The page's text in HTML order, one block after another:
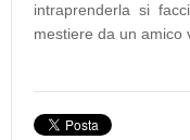
intraprenderla si
mestiere da un amico